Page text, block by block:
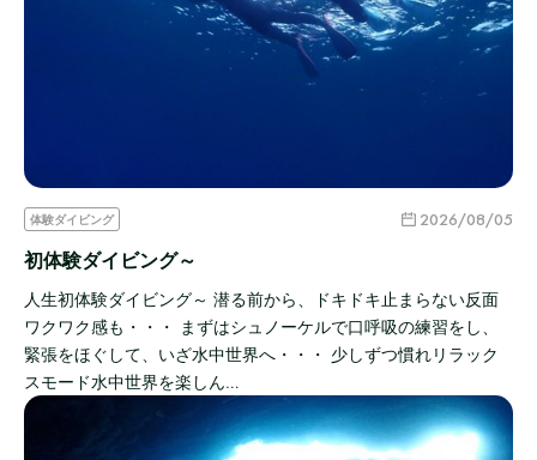
体験ダイビング 2026/08/05
初体験ダイビング～
人生初体験ダイビング～ 潜る前から、ドキドキ止まらない反面
ワクワク感も・・・ まずはシュノーケルで口呼吸の練習をし、
緊張をほぐして、いざ水中世界へ・・・ 少しずつ慣れリラック
スモード水中世界を楽しん…